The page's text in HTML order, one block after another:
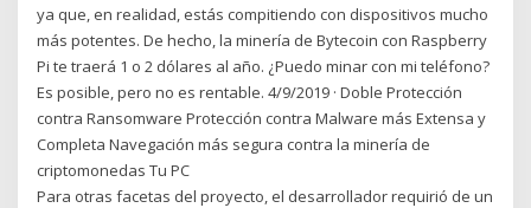
ya que, en realidad, estás compitiendo con dispositivos mucho
más potentes. De hecho, la minería de Bytecoin con Raspberry
Pi te traerá 1 o 2 dólares al año. ¿Puedo minar con mi teléfono?
Es posible, pero no es rentable. 4/9/2019 · Doble Protección
contra Ransomware Protección contra Malware más Extensa y
Completa Navegación más segura contra la minería de
criptomonedas Tu PC
Para otras facetas del proyecto, el desarrollador requirió de un